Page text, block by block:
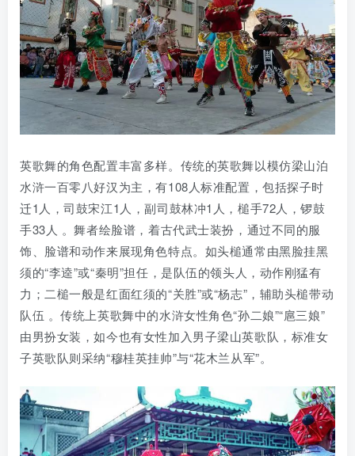
英歌舞的角色配置丰富多样。传统的英歌舞以模仿梁山泊
水浒一百零八好汉为主，有108人标准配置，包括探子时
迁1人，司鼓宋江1人，副司鼓林冲1人，槌手72人，锣鼓
手33人 。舞者绘脸谱，着古代武士装扮，通过不同的服
饰、脸谱和动作来展现角色特点。如头槌通常由黑脸挂黑
须的“李逵”或“秦明”担任，是队伍的领头人，动作刚猛有
力；二槌一般是红面红须的“关胜”或“杨志”，辅助头槌带动
队伍 。传统上英歌舞中的水浒女性角色“孙二娘”“扈三娘”
由男扮女装，如今也有女性加入男子梁山英歌队，标准女
子英歌队则采纳“穆桂英挂帅”与“花木兰从军”。